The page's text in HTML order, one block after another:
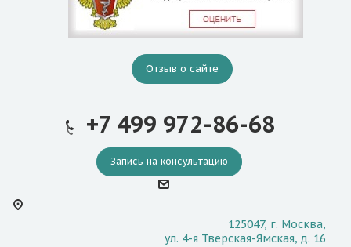
Отзыв о сайте
+7 499 972-86-68
Запись на консультацию
125047, г. Москва,
ул. 4-я Тверская-Ямская, д. 16